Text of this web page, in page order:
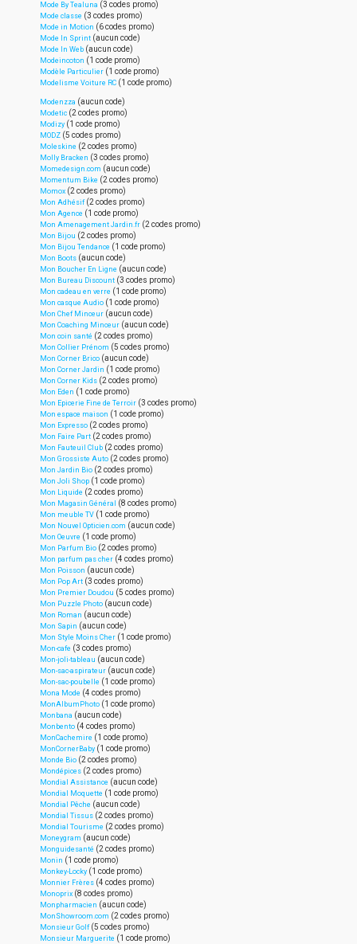
Mode By Tealuna (3 codes promo)
Mode classe (3 codes promo)
Mode in Motion (6 codes promo)
Mode In Sprint (aucun code)
Mode In Web (aucun code)
Modeincoton (1 code promo)
Modèle Particulier (1 code promo)
Modelisme Voiture RC (1 code promo)
Modenzza (aucun code)
Modetic (2 codes promo)
Modizy (1 code promo)
MODZ (5 codes promo)
Moleskine (2 codes promo)
Molly Bracken (3 codes promo)
Momedesign.com (aucun code)
Momentum Bike (2 codes promo)
Momox (2 codes promo)
Mon Adhésif (2 codes promo)
Mon Agence (1 code promo)
Mon Amenagement Jardin.fr (2 codes promo)
Mon Bijou (2 codes promo)
Mon Bijou Tendance (1 code promo)
Mon Boots (aucun code)
Mon Boucher En Ligne (aucun code)
Mon Bureau Discount (3 codes promo)
Mon cadeau en verre (1 code promo)
Mon casque Audio (1 code promo)
Mon Chef Minceur (aucun code)
Mon Coaching Minceur (aucun code)
Mon coin santé (2 codes promo)
Mon Collier Prénom (5 codes promo)
Mon Corner Brico (aucun code)
Mon Corner Jardin (1 code promo)
Mon Corner Kids (2 codes promo)
Mon Eden (1 code promo)
Mon Epicerie Fine de Terroir (3 codes promo)
Mon espace maison (1 code promo)
Mon Expresso (2 codes promo)
Mon Faire Part (2 codes promo)
Mon Fauteuil Club (2 codes promo)
Mon Grossiste Auto (2 codes promo)
Mon Jardin Bio (2 codes promo)
Mon Joli Shop (1 code promo)
Mon Liquide (2 codes promo)
Mon Magasin Général (8 codes promo)
Mon meuble TV (1 code promo)
Mon Nouvel Opticien.com (aucun code)
Mon Oeuvre (1 code promo)
Mon Parfum Bio (2 codes promo)
Mon parfum pas cher (4 codes promo)
Mon Poisson (aucun code)
Mon Pop Art (3 codes promo)
Mon Premier Doudou (5 codes promo)
Mon Puzzle Photo (aucun code)
Mon Roman (aucun code)
Mon Sapin (aucun code)
Mon Style Moins Cher (1 code promo)
Mon-cafe (3 codes promo)
Mon-joli-tableau (aucun code)
Mon-sac-aspirateur (aucun code)
Mon-sac-poubelle (1 code promo)
Mona Mode (4 codes promo)
MonAlbumPhoto (1 code promo)
Monbana (aucun code)
Monbento (4 codes promo)
MonCachemire (1 code promo)
MonCornerBaby (1 code promo)
Monde Bio (2 codes promo)
Mondépices (2 codes promo)
Mondial Assistance (aucun code)
Mondial Moquette (1 code promo)
Mondial Pêche (aucun code)
Mondial Tissus (2 codes promo)
Mondial Tourisme (2 codes promo)
Moneygram (aucun code)
Monguidesanté (2 codes promo)
Monin (1 code promo)
Monkey-Locky (1 code promo)
Monnier Frères (4 codes promo)
Monoprix (8 codes promo)
Monpharmacien (aucun code)
MonShowroom.com (2 codes promo)
Monsieur Golf (5 codes promo)
Monsieur Marguerite (1 code promo)